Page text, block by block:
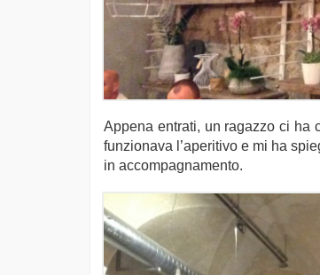
Appena entrati, un ragazzo ci ha
funzionava l’aperitivo e mi ha
in accompagnamento.